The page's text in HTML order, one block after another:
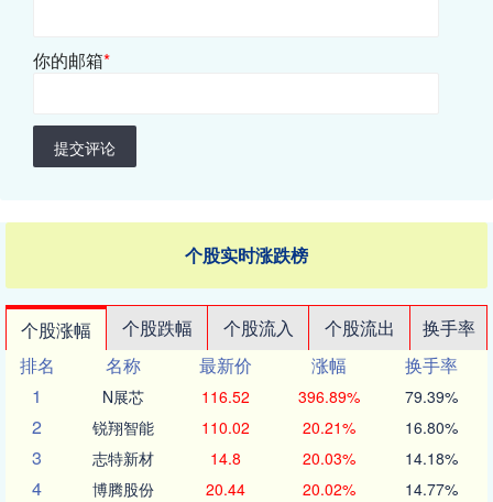
你的邮箱*
提交评论
个股实时涨跌榜
个股涨幅 个股跌幅 个股流入 个股流出
换手率
排名
名称 最新价 涨幅
换手率
1
N展芯 116.52 396.89% 79.39%
2 锐翔智能 110.02 20.21% 16.80%
3 志特新材 14.8 20.03% 14.18%
4 博腾股份 20.44 20.02% 14.77%